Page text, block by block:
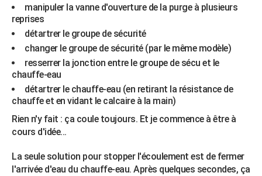
Alimentation
Guide de la santé
Maladies
Médicaments
Sommeil
VOYAGE
Destinations
City break
Voyage nature
Voyage de noces
Forum
PHOTO
GUIDES D'ACHAT
BONS PLANS
CARTE DE VOEUX
Carte de Noël
Carte Bonne année
Carte Saint-Valentin
Carte Pâques
Carte d'anniversaire
Dictionnaire
Biographies
Citations
Expressions
Proverbes
PROGRAMME TV
manipuler la vanne d'ouverture de la purge à plusieurs
reprises
détartrer le groupe de sécurité
changer le groupe de sécurité (par le même modèle)
resserrer la jonction entre le groupe de sécu et le
chauffe-eau
détartrer le chauffe-eau (en retirant la résistance de
chauffe et en vidant le calcaire à la main)
Rien n'y fait : ça coule toujours. Et je commence à être à
cours d'idée...
La seule solution pour stopper l'écoulement est de fermer
l'arrivée d'eau du chauffe-eau. Après quelques secondes, ça